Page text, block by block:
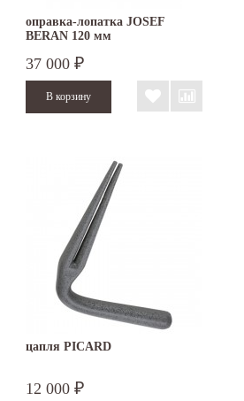
оправка-лопатка JOSEF
BERAN 120 мм
37 000 ₽
цапля PICARD
12 000 ₽